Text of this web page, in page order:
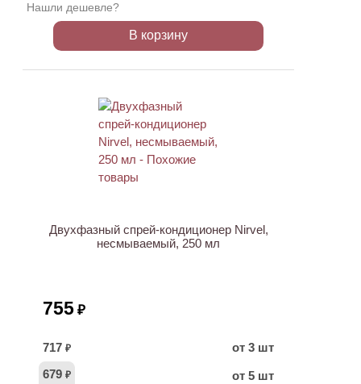
Нашли дешевле?
В корзину
Двухфазный спрей-кондиционер Nirvel,
несмываемый, 250 мл
755 ₽
717 ₽
от 3 шт
679 ₽ от 5 шт